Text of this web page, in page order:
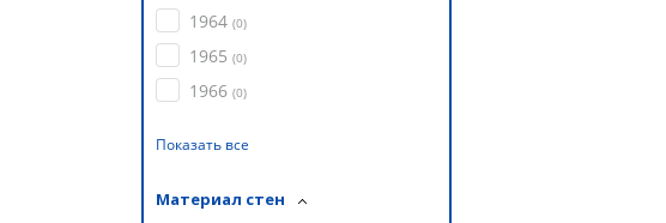
1964 (0)
1965 (0)
1966 (0)
Показать все
Материал стен